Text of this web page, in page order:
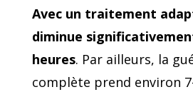
Avec un traitement
diminue
heures. Par ailleurs, la
complète prend environ